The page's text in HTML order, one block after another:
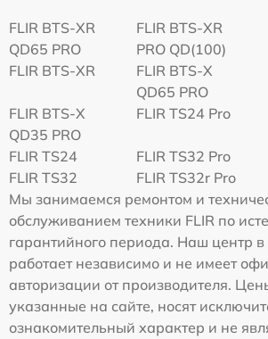
FLIR BTS-XR
QD65 PRO
FLIR BTS-XR
PRO QD(100)
FLIR BTS-XR
FLIR BTS-X
QD65 PRO
FLIR BTS-X
QD35 PRO
FLIR TS24 Pro
FLIR TS24
FLIR TS32 Pro
FLIR TS32
FLIR TS32r Pro
Мы занимаемся ремонтом и
обслуживанием техники FLIR по
гарантийного периода. Наш центр
работает независимо и не имеет
авторизации от производителя.
указанные на сайте, носят
ознакомительный характер и не